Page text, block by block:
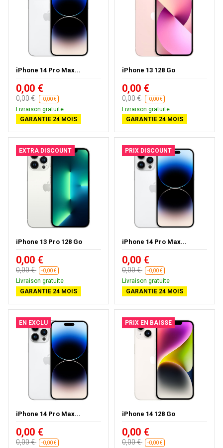
iPhone 14 Pro Max...
0,00 €
0,00 € -0,00 €
Livraison gratuite
GARANTIE 24 MOIS
iPhone 13 128 Go
0,00 €
0,00 € -0,00 €
Livraison gratuite
GARANTIE 24 MOIS
EXTRA DISCOUNT
iPhone 13 Pro 128 Go
0,00 €
0,00 € -0,00 €
Livraison gratuite
GARANTIE 24 MOIS
PRIX DISCOUNT
iPhone 14 Pro Max...
0,00 €
0,00 € -0,00 €
Livraison gratuite
GARANTIE 24 MOIS
EN EXCLU
iPhone 14 Pro Max...
0,00 €
0,00 € -0,00 €
PRIX EN BAISSE
iPhone 14 128 Go
0,00 €
0,00 € -0,00 €